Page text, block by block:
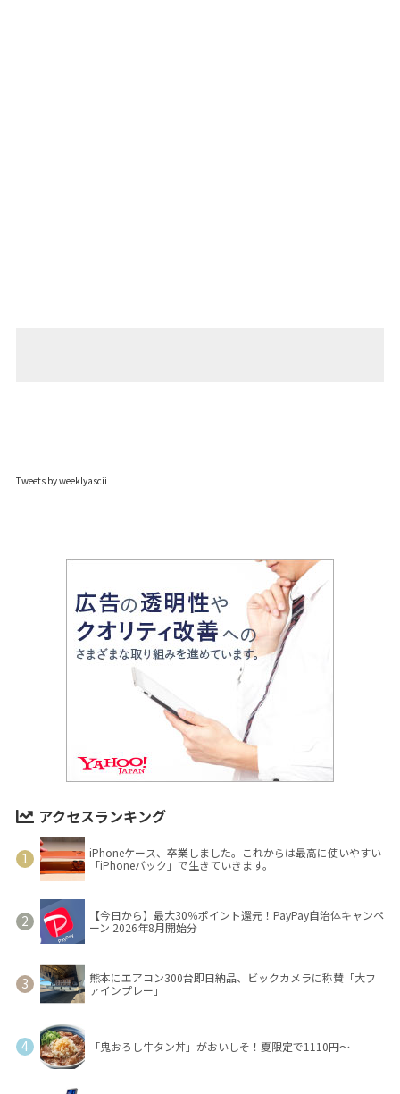
Tweets by weeklyascii
アクセスランキング
iPhoneケース、卒業しました。これからは最高に使いやすい
「iPhoneバック」で生きていきます。
【今日から】最大30％ポイント還元！PayPay自治体キャンペ
ーン 2026年8月開始分
熊本にエアコン300台即日納品、ビックカメラに称賛「大フ
ァインプレー」
「鬼おろし牛タン丼」がおいしそ！夏限定で1110円～